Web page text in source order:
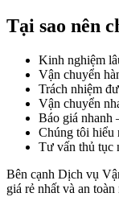
Tại sao nên
Kinh nghiệm
Vận chuyển
Trách nhiệm
Vận chuyển
Báo giá nhanh
Chúng tôi hiểu
Tư vấn thủ tục
Bên cạnh Dịch vụ
giá rẻ nhất và an